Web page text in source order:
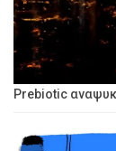
Prebiotic